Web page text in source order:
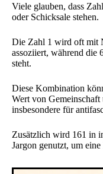
Viele glauben, dass
oder Schicksale stehen.
Die Zahl 1 wird oft mit
assoziiert, während die
steht.
Diese Kombination
Wert von
insbesondere für
Zusätzlich wird 161 in
Jargon genutzt, um